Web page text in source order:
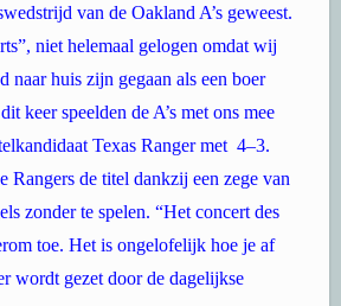
van de Oakland A’s geweest.
niet helemaal gelogen omdat wij
naar huis zijn gegaan als een boer
keer speelden de A’s met ons mee
Texas Ranger met 4–3.
Rangers de titel dankzij een zege van
zonder te spelen. “Het concert des
toe. Het is ongelofelijk hoe je af
wordt gezet door de dagelijkse